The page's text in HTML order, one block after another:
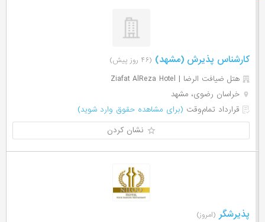
کارشناس پذیرش (مشهد) (۴۶ روز پیش)
هتل ضیافت الرضا | Ziafat AlReza Hotel
خراسان رضوی، مشهد
قرارداد تمام‌وقت (برای مشاهده حقوق وارد شوید)
نشان کردن
پذیرشگر (امروز)